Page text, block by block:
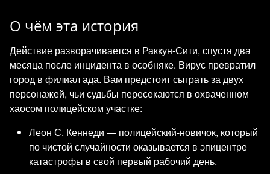
О чём эта история
Действие разворачивается в Раккун-Сити, спустя два
месяца после инцидента в особняке. Вирус превратил
город в филиал ада. Вам предстоит сыграть за двух
персонажей, чьи судьбы пересекаются в охваченном
хаосом полицейском участке:
Леон С. Кеннеди — полицейский-новичок, который
по чистой случайности оказывается в эпицентре
катастрофы в свой первый рабочий день.